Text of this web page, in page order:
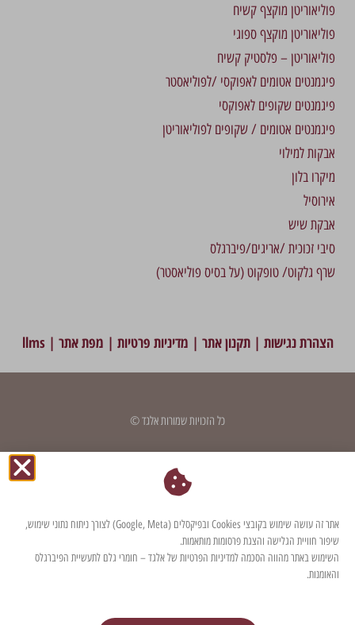
פוליאוריטן מוקצף קשיח
פוליאוריטן מוקצף ספוגי
פוליאוריטן – פלסטיק קשיח
פיגמנטים אטומים לאפוקסי /לפוליאסטר
פיגמנטים שקופים לאפוקסי
פיגמנטים אטומים / שקופים לפוליאוריטן
אבקות למילוי
מיקרו בלון
אירוסיל
אבקת שיש
סיבי זכוכית /אריגים/פיברגלס
שרף גלקוט/ טופקוט (על בסיס פוליאסטר)
הצהרת נגישות |תקנון אתר | מדיניות פרטיות | מפת אתר |
llms
כל הזכויות שמורות אלגד ©
אתר זה עושה שימוש בקובצי Cookies ובפיקסלים (Google, Meta) לצורך ניתוח נתוני שימוש,
שיפור חוויית הגלישה והצגת פרסומות מותאמות.
השימוש באתר מהווה הסכמה למדיניות הפרטיות של אלגד – חומרי גלם לתעשיית הפיברגלס
והאומנות.